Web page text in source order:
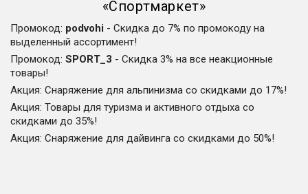
«Спортмаркет»
Промокод: podvohi - Скидка до 7% по промокоду на
выделенный ассортимент!
Промокод: SPORT_3 - Скидка 3% на все неакционные
товары!
Акция: Снаряжение для альпинизма со скидками до 17%!
Акция: Товары для туризма и активного отдыха со
скидками до 35%!
Акция: Снаряжение для дайвинга со скидками до 50%!